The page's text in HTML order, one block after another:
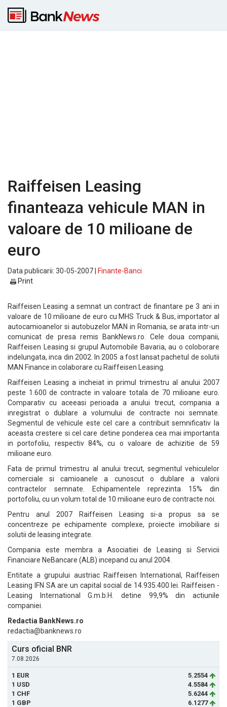
Raiffeisen Leasing
finanteaza vehicule MAN in
valoare de 10 milioane de
euro
Data publicarii: 30-05-2007 |
Finante-Banci
Print
Raiffeisen Leasing a semnat un contract de finantare pe 3 ani in
valoare de 10 milioane de euro cu MHS Truck & Bus, importator al
autocamioanelor si autobuzelor MAN in Romania, se arata intr-un
comunicat de presa remis BankNews.ro. Cele doua companii,
Raiffeisen Leasing si grupul Automobile Bavaria, au o coloborare
indelungata, inca din 2002. In 2005 a fost lansat pachetul de solutii
MAN Finance in colaborare cu Raiffeisen Leasing.
Raiffeisen Leasing a incheiat in primul trimestru al anului 2007
peste 1.600 de contracte in valoare totala de 70 milioane euro.
Comparativ cu aceeasi perioada a anului trecut, compania a
inregistrat o dublare a volumului de contracte noi semnate.
Segmentul de vehicule este cel care a contribuit semnificativ la
aceasta crestere si cel care detine ponderea cea mai importanta
in portofoliu, respectiv 84%, cu o valoare de achizitie de 59
milioane euro.
Fata de primul trimestru al anului trecut, segmentul vehiculelor
comerciale si camioanele a cunoscut o dublare a valorii
contractelor semnate. Echipamentele reprezinta 15% din
portofoliu, cu un volum total de 10 milioane euro de contracte noi.
Pentru anul 2007 Raiffeisen Leasing si-a propus sa se
concentreze pe echipamente complexe, proiecte imobiliare si
solutii de leasing integrate.
Compania este membra a Asociatiei de Leasing si Servicii
Financiare NeBancare (ALB) incepand cu anul 2004.
Entitate a grupului austriac Raiffeisen International, Raiffeisen
Leasing IFN SA are un capital social de 14.935.400 lei. Raiffeisen -
Leasing International G.m.b.H. detine 99,9% din actiunile
companiei.
Redactia BankNews.ro
redactia@banknews.ro
Curs oficial BNR
7.08.2026
1 EUR
5.2554
1 USD
4.5584
1 CHF
5.6244
1 GBP
6.1277